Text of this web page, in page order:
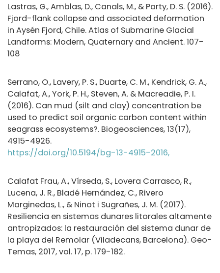
Lastras, G., Amblas, D., Canals, M., & Party, D. S. (2016).
Fjord-flank collapse and associated deformation
in Aysén Fjord, Chile. Atlas of Submarine Glacial
Landforms: Modern, Quaternary and Ancient. 107-
108
Serrano, O., Lavery, P. S., Duarte, C. M., Kendrick, G. A.,
Calafat, A., York, P. H., Steven, A. & Macreadie, P. I.
(2016). Can mud (silt and clay) concentration be
used to predict soil organic carbon content within
seagrass ecosystems?. Biogeosciences, 13(17),
4915-4926.
https://doi.org/10.5194/bg-13-4915-2016,
Calafat Frau, A., Vírseda, S., Lovera Carrasco, R.,
Lucena, J. R., Bladé Hernández, C., Rivero
Marginedas, L., & Ninot i Sugrañes, J. M. (2017).
Resiliencia en sistemas dunares litorales altamente
antropizados: la restauración del sistema dunar de
la playa del Remolar (Viladecans, Barcelona). Geo-
Temas, 2017, vol. 17, p. 179-182.